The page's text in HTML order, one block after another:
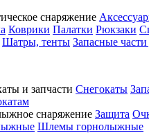
снаряжение
Коврики Палатки Рюкзаки
Шатры, тенты Запасные
и запчасти Снегокаты
снаряжение Защита
Шлемы горнолыжные